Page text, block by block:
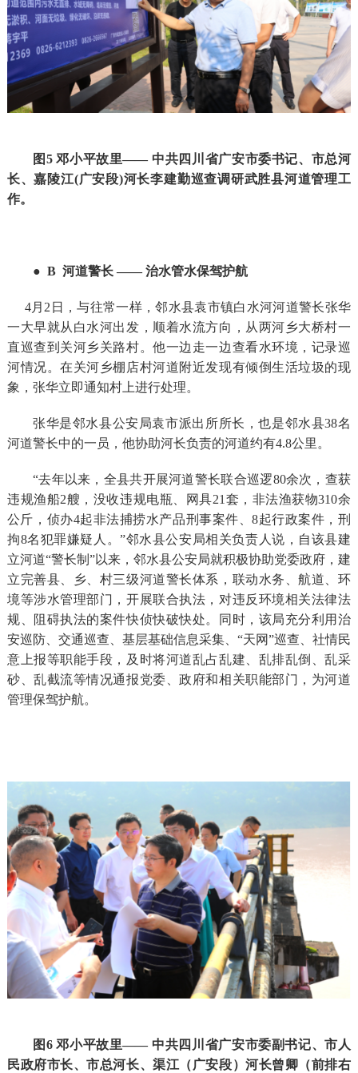
图5 邓小平故里—— 中共四川省广安市委书记、市总河
长、嘉陵江(广安段)河长李建勤巡查调研武胜县河道管理工
作。
● B 河道警长 —— 治水管水保驾护航
4月2日，与往常一样，邻水县袁市镇白水河河道警长张华
一大早就从白水河出发，顺着水流方向，从两河乡大桥村一
直巡查到关河乡关路村。他一边走一边查看水环境，记录巡
河情况。在关河乡棚店村河道附近发现有倾倒生活垃圾的现
象，张华立即通知村上进行处理。
张华是邻水县公安局袁市派出所所长，也是邻水县38名
河道警长中的一员，他协助河长负责的河道约有4.8公里。
“去年以来，全县共开展河道警长联合巡逻80余次，查获
违规渔船2艘，没收违规电瓶、网具21套，非法渔获物310余
公斤，侦办4起非法捕捞水产品刑事案件、8起行政案件，刑
拘8名犯罪嫌疑人。”邻水县公安局相关负责人说，自该县建
立河道“警长制”以来，邻水县公安局就积极协助党委政府，建
立完善县、乡、村三级河道警长体系，联动水务、航道、环
境等涉水管理部门，开展联合执法，对违反环境相关法律法
规、阻碍执法的案件快侦快破快处。同时，该局充分利用治
安巡防、交通巡查、基层基础信息采集、“天网”巡查、社情民
意上报等职能手段，及时将河道乱占乱建、乱排乱倒、乱采
砂、乱截流等情况通报党委、政府和相关职能部门，为河道
管理保驾护航。
图6 邓小平故里—— 中共四川省广安市委副书记、市人
民政府市长、市总河长、渠江（广安段）河长曾卿（前排右